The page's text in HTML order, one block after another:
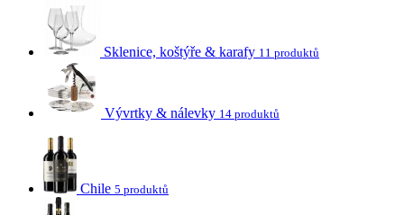
Sklenice, koštýře & karafy 11 produktů
Vývrtky & nálevky 14 produktů
Chile 5 produktů